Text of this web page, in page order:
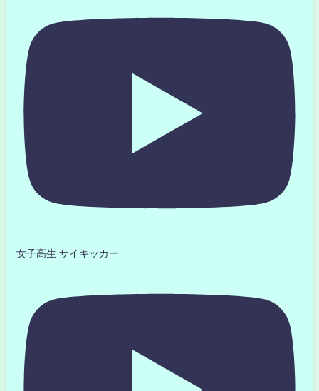
女子高生 サイキッカー